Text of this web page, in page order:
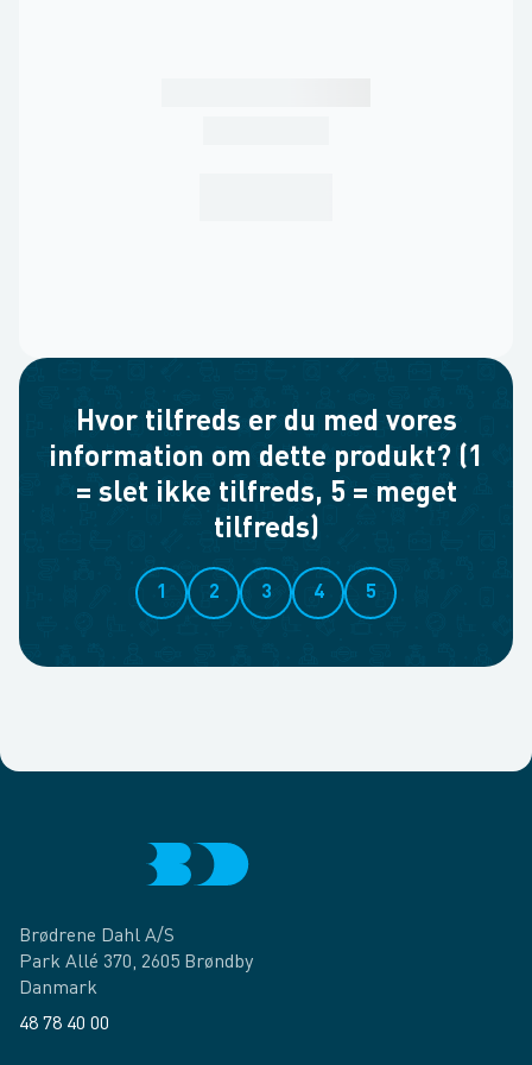
Hvor tilfreds er du med vores
information om dette produkt? (1
= slet ikke tilfreds, 5 = meget
tilfreds)
1 2 3 4 5
Brødrene Dahl A/S
Park Allé 370, 2605 Brøndby
Danmark
48 78 40 00